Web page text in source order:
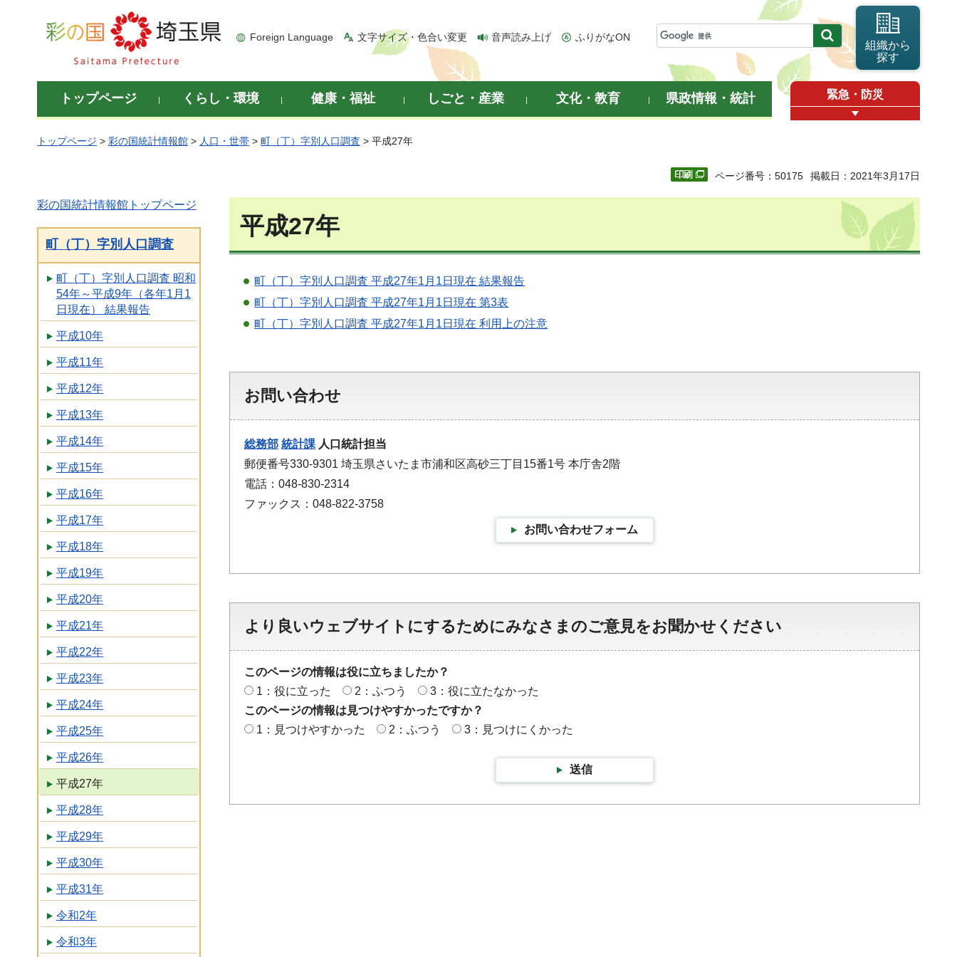
彩の国 埼玉県
Foreign Language 文字サイズ・色合い変更 音声読み上げ ふりがなON
組織から
探す
トップページ くらし・環境 健康・福祉 しごと・産業 文化・教育 県政情報・統計 緊急・防災
トップページ > 彩の国統計情報館 > 人口・世帯 > 町（丁）字別人口調査 > 平成27年
ページ番号：50175 掲載日：2021年3月17日
彩の国統計情報館トップページ
町（丁）字別人口調査
町（丁）字別人口調査 昭和
54年～平成9年（各年1月1
日現在） 結果報告
平成10年
平成11年
平成12年
平成13年
平成14年
平成15年
平成16年
平成17年
平成18年
平成19年
平成20年
平成21年
平成22年
平成23年
平成24年
平成25年
平成26年
平成27年
平成28年
平成29年
平成30年
平成31年
令和2年
令和3年
平成27年
町（丁）字別人口調査 平成27年1月1日現在 結果報告
町（丁）字別人口調査 平成27年1月1日現在 第3表
町（丁）字別人口調査 平成27年1月1日現在 利用上の注意
お問い合わせ
総務部 統計課 人口統計担当
郵便番号330-9301 埼玉県さいたま市浦和区高砂三丁目15番1号 本庁舎2階
電話：048-830-2314
ファックス：048-822-3758
お問い合わせフォーム
より良いウェブサイトにするためにみなさまのご意見をお聞かせください
このページの情報は役に立ちましたか？
1：役に立った
2：ふつう
3：役に立たなかった
このページの情報は見つけやすかったですか？
1：見つけやすかった
2：ふつう 3：見つけにくかった
送信